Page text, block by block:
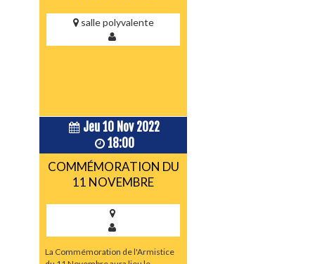
salle polyvalente
Jeu 10 Nov 2022
18:00
COMMÉMORATION DU
11 NOVEMBRE
La Commémoration de l'Armistice